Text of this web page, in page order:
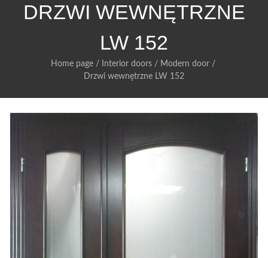
DRZWI WEWNĘTRZNE
LW 152
Home page/ Interior doors/ Modern door/
Drzwi wewnętrzne LW 152